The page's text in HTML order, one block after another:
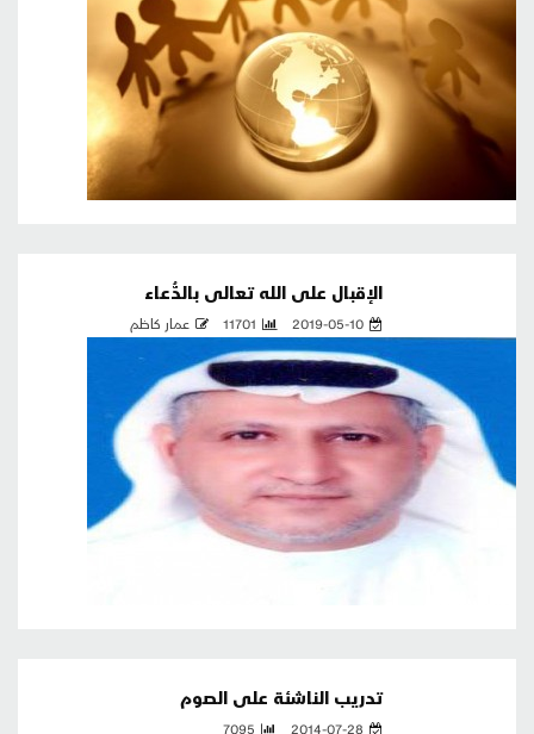
الإقبال على الله تعالى بالدُّعاء
2019-05-10
11701 عمار كاظم
تدريب الناشئة على الصوم
2014-07-28
7095